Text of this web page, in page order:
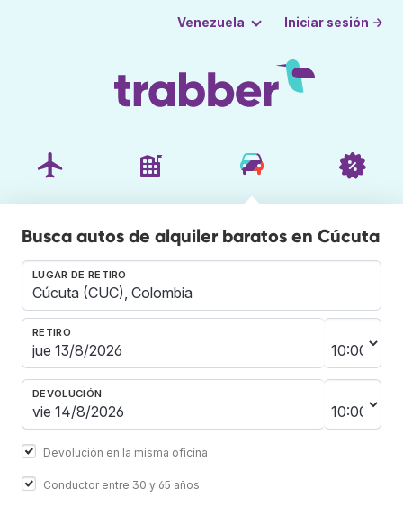
Venezuela Iniciar sesión →
Busca autos de alquiler baratos en Cúcuta
LUGAR DE RETIRO
RETIRO
DEVOLUCIÓN
Devolución en la misma oficina
Conductor entre 30 y 65 años